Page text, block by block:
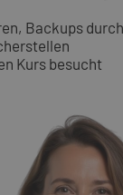
Backups
Kurs besucht